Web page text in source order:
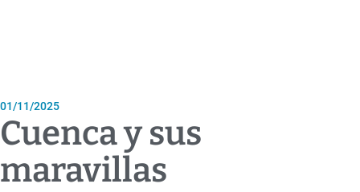
01/11/2025
Cuenca y sus
maravillas